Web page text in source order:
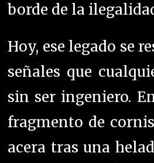
borde de la
Hoy, ese legado se
señales que
sin ser ingeniero.
fragmento de
acera tras una